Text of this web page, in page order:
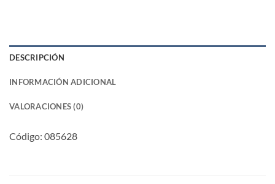
DESCRIPCIÓN
INFORMACIÓN ADICIONAL
VALORACIONES (0)
Código: 085628